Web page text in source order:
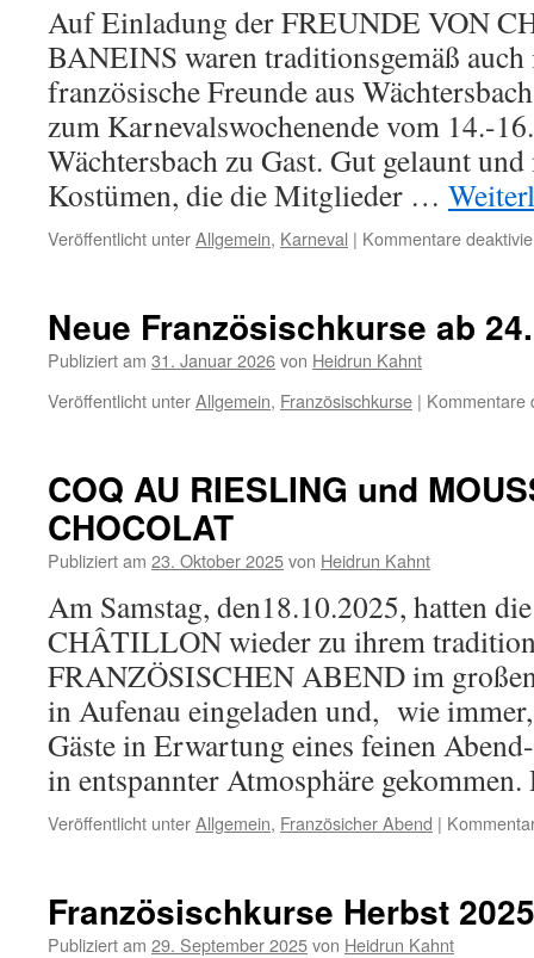
Auf Einladung der FREUNDE VON
BANEINS waren traditionsgemäß
französische Freunde aus
zum Karnevalswochenende vom 14.-
Wächtersbach zu Gast. Gut gelaunt
Kostümen, die die Mitglieder …
Veröffentlicht unterAllgemein, Karneval | Kommentare
Neue Französischkurse ab
Publiziert am 31. Januar 2026von Heidrun Kahnt
Veröffentlicht unterAllgemein, Französischkurse | Kommentare
COQ AU RIESLING und
CHOCOLAT
Publiziert am 23. Oktober 2025von Heidrun Kahnt
Am Samstag, den18.10.2025, hatten
CHÂTILLON wieder zu ihrem
FRANZÖSISCHEN ABEND im
in Aufenau eingeladen und, wie
Gäste in Erwartung eines feinen
in entspannter Atmosphäre
Veröffentlicht unterAllgemein, Französicher Abend |
Französischkurse Herbst 2025
Publiziert am 29. September 2025von Heidrun Kahnt